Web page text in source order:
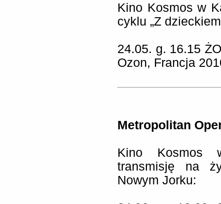
Kino Kosmos w
cyklu „Z
24.05. g. 16.15
Ozon, Francja
Metropolitan
Kino Kosmos
transmisję na
Nowym Jorku: